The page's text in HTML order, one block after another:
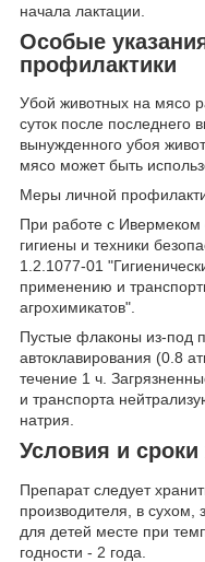
начала лактации.
Особые
профилактики
Убой животных на мясо
суток после последнего
вынужденного убоя
мясо может быть
Меры личной
При работе с Ивермеком
гигиены и техники
1.2.1077-01
применению и
агрохимикатов".
Пустые флаконы из-под
автоклавирования (0.8
течение 1 ч.
и транспорта
натрия.
Условия и сроки
Препарат следует
производителя, в
для детей месте при
годности - 2 года.